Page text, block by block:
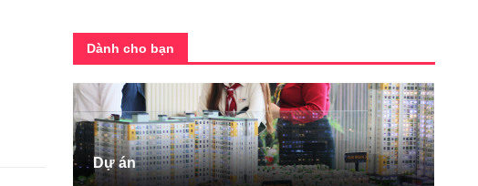
Dành cho bạn
Dự án